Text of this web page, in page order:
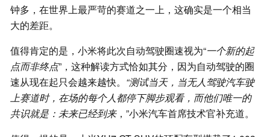
钟多，在世界上最严苛的赛道之一上，这确实是一个相当
大的差距。
值得肯定的是，小米将此次自动驾驶圈速视为“一个新的起
点而非终点”，这种解读方式恰如其分，因为自动驾驶的圈
速从现在起只会越来越快。 “测试当天，当无人驾驶汽车驶
上赛道时，在场的每个人都停下脚步观看，而他们唯一的
共识就是：未来已经到来，”小米汽车首席技术官补充道。